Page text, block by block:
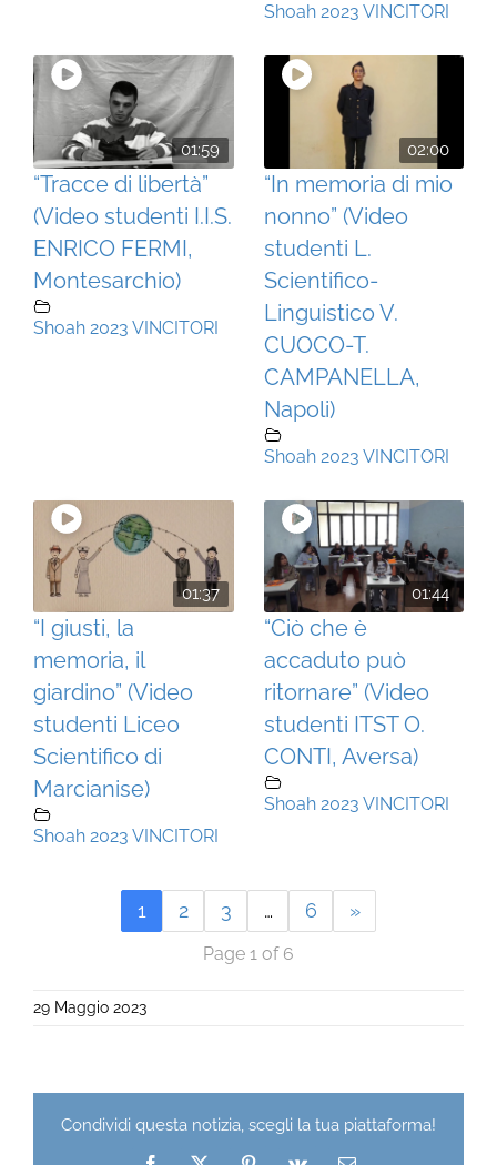
Shoah 2023 VINCITORI
01:59
“Tracce di libertà”
(Video studenti I.I.S.
ENRICO FERMI,
Montesarchio)
Shoah 2023 VINCITORI
02:00
“In memoria di mio
nonno” (Video
studenti L.
Scientifico-
Linguistico V.
CUOCO-T.
CAMPANELLA,
Napoli)
Shoah 2023 VINCITORI
01:37
“I giusti, la
memoria, il
giardino” (Video
studenti Liceo
Scientifico di
Marcianise)
Shoah 2023 VINCITORI
01:44
“Ciò che è
accaduto può
ritornare” (Video
studenti ITST O.
CONTI, Aversa)
Shoah 2023 VINCITORI
1 2 3 … 6 »
Page 1 of 6
29 Maggio 2023
Condividi questa notizia, scegli la tua piattaforma!